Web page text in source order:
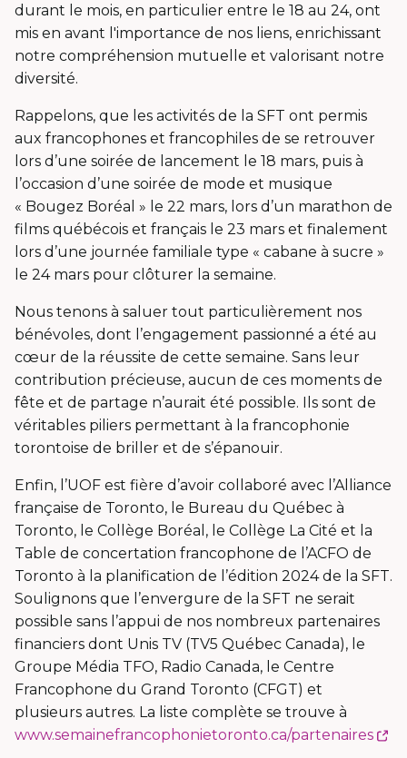
durant le mois, en particulier entre le 18 au 24, ont
mis en avant l'importance de nos liens, enrichissant
notre compréhension mutuelle et valorisant notre
diversité.
Rappelons, que les activités de la SFT ont permis
aux francophones et francophiles de se retrouver
lors d’une soirée de lancement le 18 mars, puis à
l’occasion d’une soirée de mode et musique
« Bougez Boréal » le 22 mars, lors d’un marathon de
films québécois et français le 23 mars et finalement
lors d’une journée familiale type « cabane à sucre »
le 24 mars pour clôturer la semaine.
Nous tenons à saluer tout particulièrement nos
bénévoles, dont l’engagement passionné a été au
cœur de la réussite de cette semaine. Sans leur
contribution précieuse, aucun de ces moments de
fête et de partage n’aurait été possible. Ils sont de
véritables piliers permettant à la francophonie
torontoise de briller et de s’épanouir.
Enfin, l’UOF est fière d’avoir collaboré avec l’Alliance
française de Toronto, le Bureau du Québec à
Toronto, le Collège Boréal, le Collège La Cité et la
Table de concertation francophone de l’ACFO de
Toronto à la planification de l’édition 2024 de la SFT.
Soulignons que l’envergure de la SFT ne serait
possible sans l’appui de nos nombreux partenaires
financiers dont Unis TV (TV5 Québec Canada), le
Groupe Média TFO, Radio Canada, le Centre
Francophone du Grand Toronto (CFGT) et
plusieurs autres. La liste complète se trouve à
www.semainefrancophonietoronto.ca/partenaires